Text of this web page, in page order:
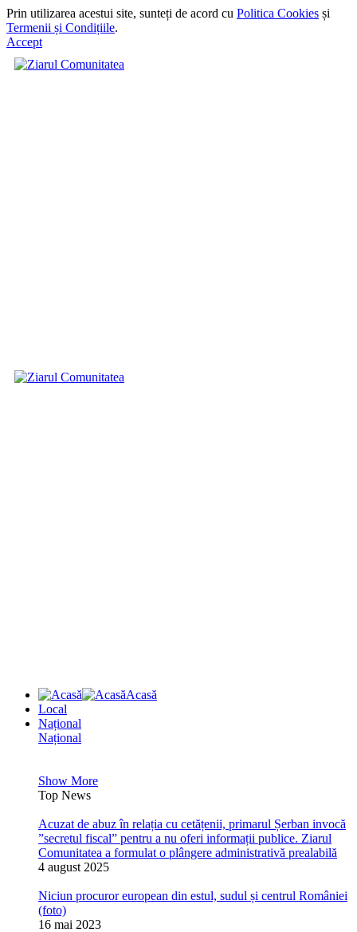
Prin utilizarea acestui site, sunteți de acord cu Politica Cookies și
Termenii și Condițiile.
Accept
Acasă
Local
Național
Național
Show More
Top News
Acuzat de abuz în relația cu cetățenii, primarul Șerban invocă
”secretul fiscal” pentru a nu oferi informații publice. Ziarul
Comunitatea a formulat o plângere administrativă prealabilă
4 august 2025
Niciun procuror european din estul, sudul și centrul României
(foto)
16 mai 2023